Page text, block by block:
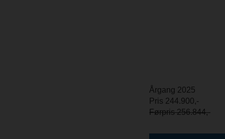
Årgang 2025
Pris 244.900,-
Førpris 256.844,-